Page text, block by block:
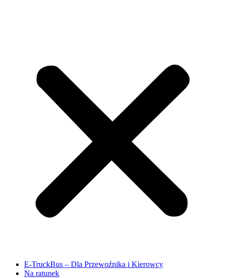
E-TruckBus – Dla Przewoźnika i Kierowcy
Na ratunek